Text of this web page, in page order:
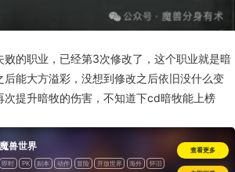
败的职业，已经第3次修改了，这个职业就是暗
能大方溢彩，没想到修改之后依旧没什么变
次提升暗牧的伤害，不知道下cd暗牧能上榜
魔兽世界
即时 PK 副本 动作 冒险 开放世界 海外 怀旧
查看更多